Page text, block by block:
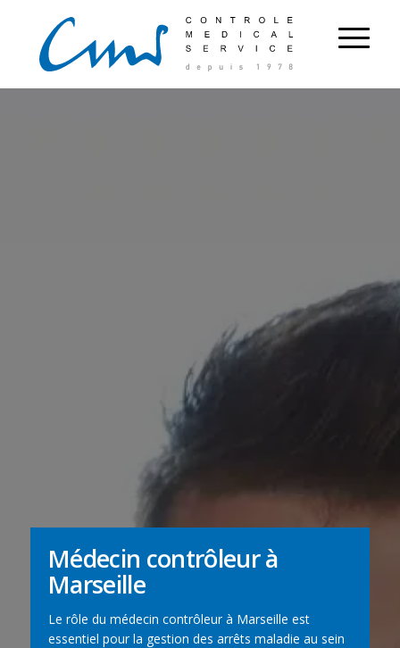
Médecin contrôleur à
Marseille
Le rôle du médecin contrôleur à Marseille est
essentiel pour la gestion des arrêts maladie au sein